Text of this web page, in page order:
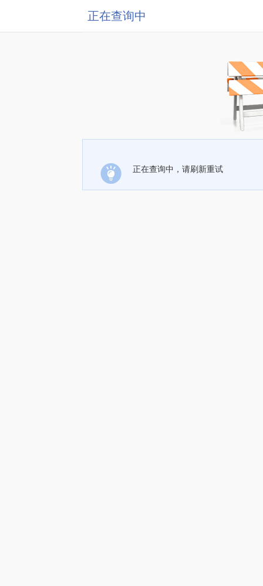
正在查询中
正在查询中，请刷新重试